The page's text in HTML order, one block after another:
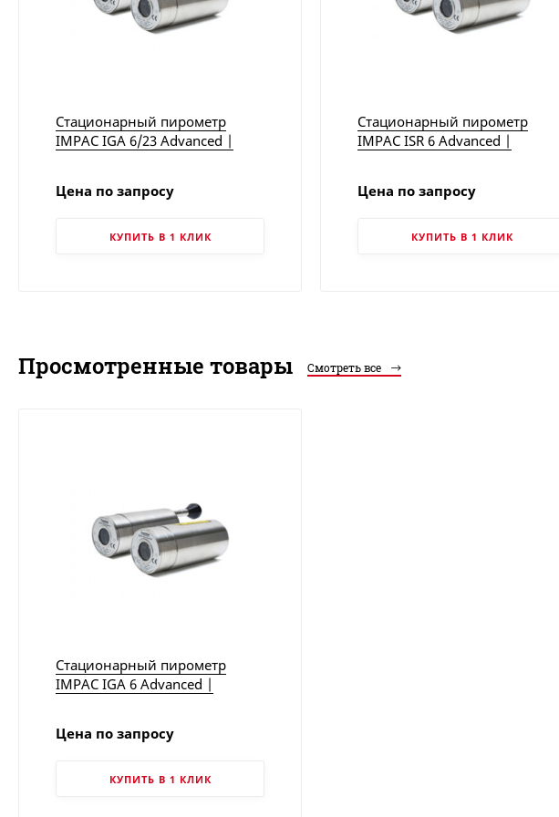
Стационарный пирометр
IMPAC IGA 6/23 Advanced |
Цена по запросу
КУПИТЬ В 1 КЛИК
Стационарный пирометр
IMPAC ISR 6 Advanced |
MIKRON M770)
Цена по запросу
КУПИТЬ В 1 КЛИК
Просмотренные товары Смотреть все
Стационарный пирометр
IMPAC IGA 6 Advanced |
Цена по запросу
КУПИТЬ В 1 КЛИК